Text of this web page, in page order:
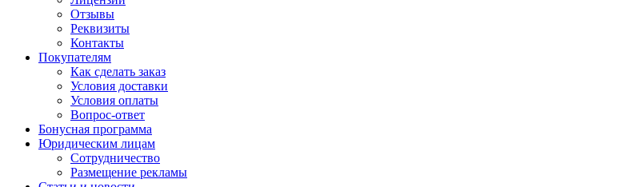
Отзывы
Реквизиты
Контакты
Покупателям
Как сделать заказ
Условия доставки
Условия оплаты
Вопрос-ответ
Бонусная программа
Юридическим лицам
Сотрудничество
Размещение рекламы